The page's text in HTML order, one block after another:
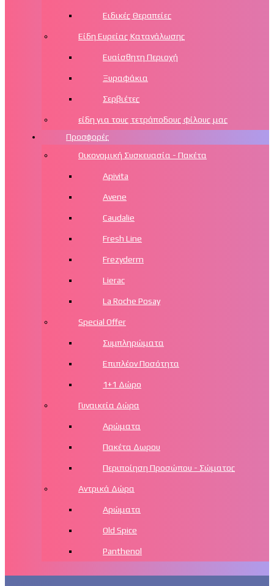
Ειδικές Θεραπείες
Είδη Ευρείας Κατανάλωσης
Ευαίσθητη Περιοχή
Ξυραφάκια
Σερβιέτες
είδη για τους τετράποδους φίλους μας
Προσφορές
Οικονομική Συσκευασία - Πακέτα
Apivita
Avene
Caudalie
Fresh Line
Frezyderm
Lierac
La Roche Posay
Special Offer
Συμπληρώματα
Επιπλέον Ποσότητα
1+1 Δώρο
Γυναικεία Δώρα
Αρώματα
Πακέτα Δωρου
Περιποίηση Προσώπου - Σώματος
Αντρικά Δώρα
Αρώματα
Old Spice
Panthenol